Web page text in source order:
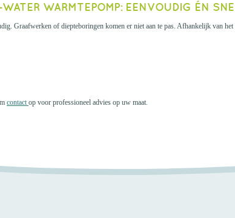
WARMTEPOMP: EENVOUDIG ÉN
Graafwerken of diepteboringen komen er niet aan te pas. Afhankelijk van
contactop voor professioneel advies op uw maat.